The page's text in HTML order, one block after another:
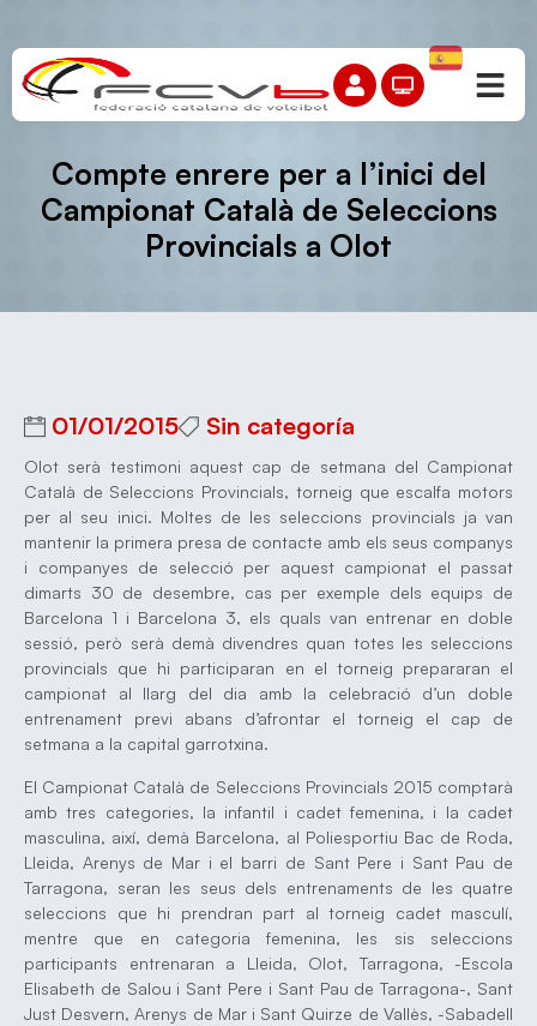
Compte enrere per a l’inici del
Campionat Català de Seleccions
Provincials a Olot
01/01/2015 Sin categoría
Olot serà testimoni aquest cap de setmana del Campionat
Català de Seleccions Provincials, torneig que escalfa motors
per al seu inici. Moltes de les seleccions provincials ja van
mantenir la primera presa de contacte amb els seus companys
i companyes de selecció per aquest campionat el passat
dimarts 30 de desembre, cas per exemple dels equips de
Barcelona 1 i Barcelona 3, els quals van entrenar en doble
sessió, però serà demà divendres quan totes les seleccions
provincials que hi participaran en el torneig prepararan el
campionat al llarg del dia amb la celebració d’un doble
entrenament previ abans d’afrontar el torneig el cap de
setmana a la capital garrotxina.
El Campionat Català de Seleccions Provincials 2015 comptarà
amb tres categories, la infantil i cadet femenina, i la cadet
masculina, així, demà Barcelona, al Poliesportiu Bac de Roda,
Lleida, Arenys de Mar i el barri de Sant Pere i Sant Pau de
Tarragona, seran les seus dels entrenaments de les quatre
seleccions que hi prendran part al torneig cadet masculí,
mentre que en categoria femenina, les sis seleccions
participants entrenaran a Lleida, Olot, Tarragona, -Escola
Elisabeth de Salou i Sant Pere i Sant Pau de Tarragona-, Sant
Just Desvern, Arenys de Mar i Sant Quirze de Vallès, -Sabadell